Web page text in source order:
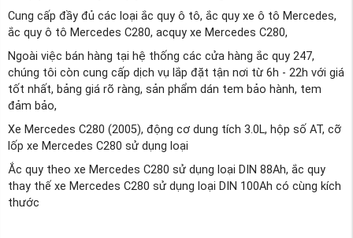
Cung cấp đầy đủ các loại ắc quy ô tô, ắc quy xe ô tô Mercedes,
ắc quy ô tô Mercedes C280, acquy xe Mercedes C280,
Ngoài việc bán hàng tại hệ thống các cửa hàng ắc quy 247,
chúng tôi còn cung cấp dịch vụ lắp đặt tận nơi từ 6h - 22h với giá
tốt nhất, bảng giá rõ ràng, sản phẩm dán tem bảo hành, tem
đảm bảo,
Xe Mercedes C280 (2005), động cơ dung tích 3.0L, hộp số AT, cỡ
lốp xe Mercedes C280 sử dụng loại
Ắc quy theo xe Mercedes C280 sử dụng loại DIN 88Ah, ắc quy
thay thế xe Mercedes C280 sử dụng loại DIN 100Ah có cùng kích
thước